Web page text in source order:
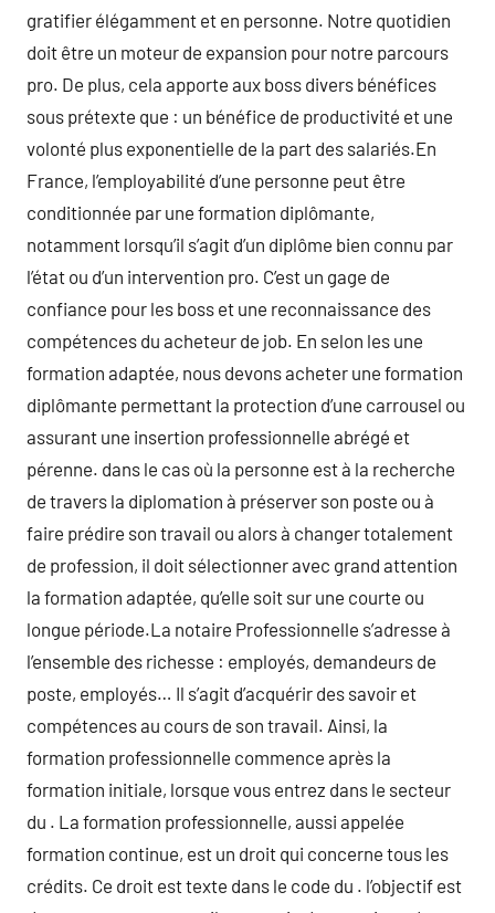
gratifier élégamment et en personne. Notre quotidien
doit être un moteur de expansion pour notre parcours
pro. De plus, cela apporte aux boss divers bénéfices
sous prétexte que : un bénéfice de productivité et une
volonté plus exponentielle de la part des salariés.En
France, l’employabilité d’une personne peut être
conditionnée par une formation diplômante,
notamment lorsqu’il s’agit d’un diplôme bien connu par
l’état ou d’un intervention pro. C’est un gage de
confiance pour les boss et une reconnaissance des
compétences du acheteur de job. En selon les une
formation adaptée, nous devons acheter une formation
diplômante permettant la protection d’une carrousel ou
assurant une insertion professionnelle abrégé et
pérenne. dans le cas où la personne est à la recherche
de travers la diplomation à préserver son poste ou à
faire prédire son travail ou alors à changer totalement
de profession, il doit sélectionner avec grand attention
la formation adaptée, qu’elle soit sur une courte ou
longue période.La notaire Professionnelle s’adresse à
l’ensemble des richesse : employés, demandeurs de
poste, employés… Il s’agit d’acquérir des savoir et
compétences au cours de son travail. Ainsi, la
formation professionnelle commence après la
formation initiale, lorsque vous entrez dans le secteur
du . La formation professionnelle, aussi appelée
formation continue, est un droit qui concerne tous les
crédits. Ce droit est texte dans le code du . l’objectif est